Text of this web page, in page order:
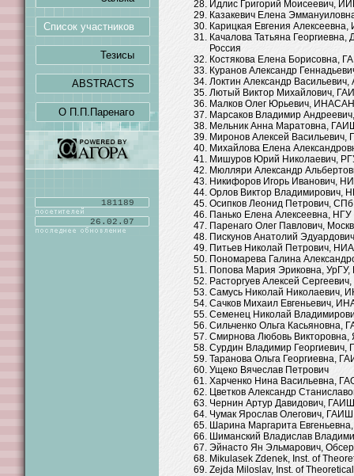
Список участников
Тезисы
ABSTRACTS
О П.П.Паренаго
181189
26.02.07
Идлис Григорий Моисеевич,
Казакевич Елена
Карицкая Евгения
Качалова Татьяна
Россия
Костякова Елена Борисовна,
Куранов Александр
Локтин Александр Васильевич,
Лютый Виктор Михайлович,
Малков Олег Юрьевич,
Марсаков Владимир
Мельник Анна Маратовна,
Миронов Алексей
Михайлова Елена
Мишуров Юрий Николаевич,
Мюлляри Александр
Никифоров Игорь Иванович,
Орлов Виктор Владимирович,
Осипков Леонид Петрович,
Панько Елена Алексеевна,
Паренаго Олег Павлович,
Пискунов Анатолий
Питьев Николай Петрович,
Пономарева Галина
Попова Мария Эриковна, УрГУ,
Расторгуев Алексей
Самусь Николай Николаевич,
Сачков Михаил Евгеньевич,
Семенец Николай
Сильченко Ольга Касьяновна,
Смирнова Любовь Викторовна,
Сурдин Владимир Георгиевич,
Таранова Ольга Георгиевна,
Ущеко Вячеслав Петрович
Харченко Нина Васильевна,
Цветков Александр
Чернин Артур Давидович,
Чумак Ярослав Олегович,
Шарина Маргарита
Шиманский Владислав
Эйнасто Ян Эльмарович,
Mikulasek Zdenek, Inst. of
Zejda Miloslav, Inst. of